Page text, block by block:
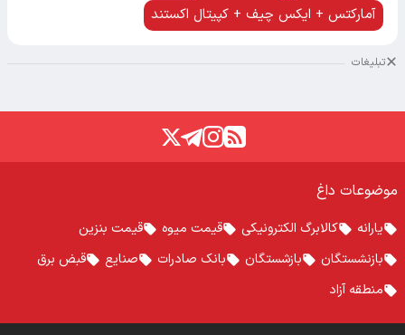
آمارکتس + ایکس چیف + کپیتال اکستند
تبلیغات
موضوعات داغ
یارانه کالابرگ الکترونیکی قیمت میوه
قیمت بنزین
بازنشستگان
بازشستگان بانک صادرات صنایع
قبض برق
منطقه آزاد